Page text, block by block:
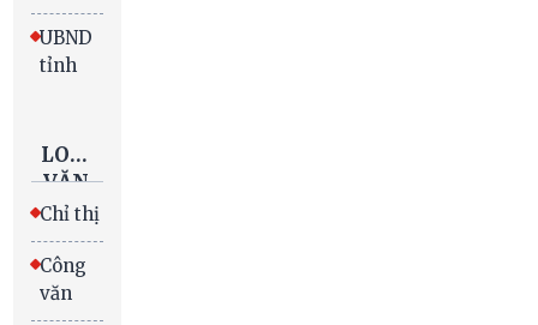
tỉnh
UBND
tỉnh
LOẠI
VĂN
BẢN
Chỉ thị
Công
văn